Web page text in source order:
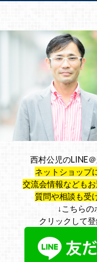
西村公児のLINE
ネットショップ
交流会情報などもお
質問や相談も受
↓こちらの
クリックして登